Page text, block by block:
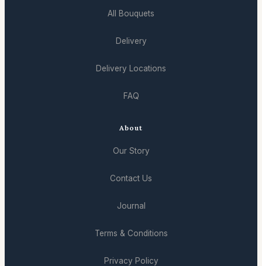
All Bouquets
Delivery
Delivery Locations
FAQ
About
Our Story
Contact Us
Journal
Terms & Conditions
Privacy Policy